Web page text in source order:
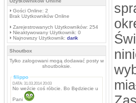
Gości Online: 2
Brak Użytkowników Online
Zarejestrowanych Użytkowników: 254
Nieaktywowany Użytkownik: 0
Najnowszy Użytkownik: darik
Shoutbox
Tylko zalogowani mogą dodawać posty w
shoutboksie.
filippo
DATA: 31.03.2014 20:03
No weźcie coś róbcie. Bo Będziecie u
Pani